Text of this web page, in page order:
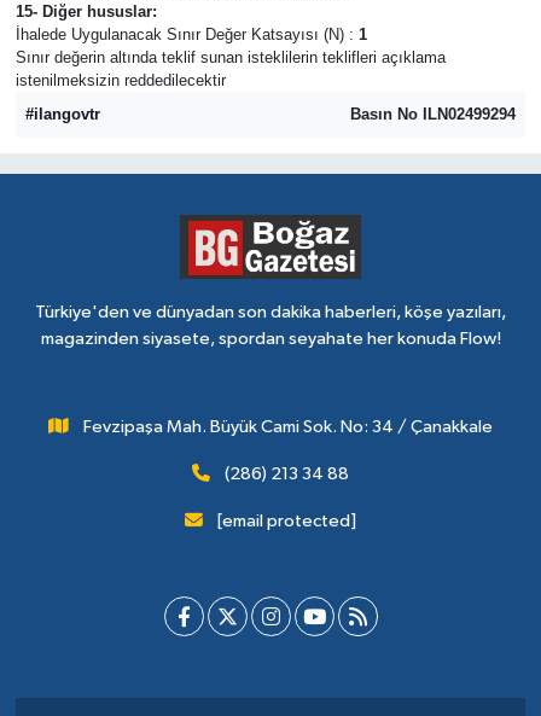
15- Diğer hususlar:
İhalede Uygulanacak Sınır Değer Katsayısı (N) : 1
Sınır değerin altında teklif sunan isteklilerin teklifleri açıklama
istenilmeksizin reddedilecektir
#ilangovtr
Basın No ILN02499294
Türkiye'den ve dünyadan son dakika haberleri, köşe yazıları,
magazinden siyasete, spordan seyahate her konuda Flow!
Fevzipaşa Mah. Büyük Cami Sok. No: 34 / Çanakkale
(286) 213 34 88
[email protected]